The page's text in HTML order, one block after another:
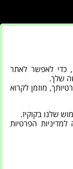
באתר זה אנו משתמשים בקבצי Cookies, כדי לאפשר לאתר
שלך.
מוזמן לקרוא
שלנו בקוקיז.
הפרטיות